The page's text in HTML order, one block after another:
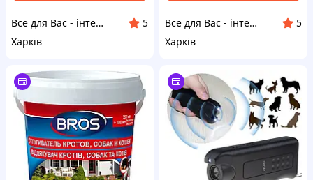
Все для Вас - інтернет магазин товарів для дому, спорту та відпочинку
5
Харків
Все для Вас - інтернет магазин товарів для дому, спорту та відпочинку
5
Харків